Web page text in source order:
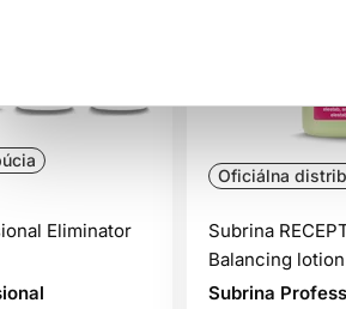
Eliminator
Oficiálna
Subrina
Balancing
Subrina